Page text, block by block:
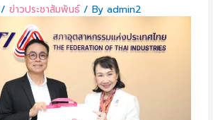
/ข่าวประชาสัมพันธ์/ Byadmin2